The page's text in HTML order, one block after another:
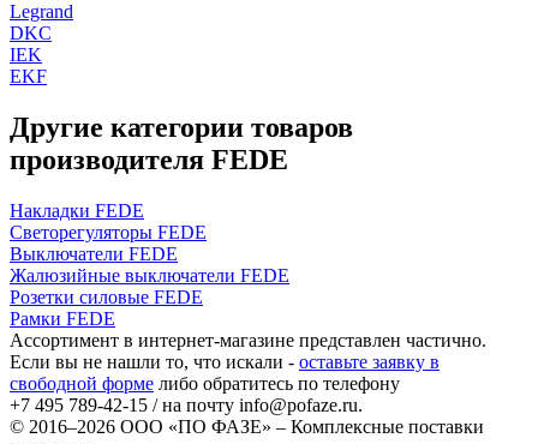
Legrand
DKC
IEK
EKF
Другие категории товаров
производителя FEDE
Накладки FEDE
Светорегуляторы FEDE
Выключатели FEDE
Жалюзийные выключатели FEDE
Розетки силовые FEDE
Рамки FEDE
Ассортимент в интернет-магазине представлен частично.
Если вы не нашли то, что искали - оставьте заявку в
свободной форме либо обратитесь по телефону
+7 495 789-42-15 / на почту info@pofaze.ru.
© 2016–2026 ООО «ПО ФАЗЕ» – Комплексные поставки